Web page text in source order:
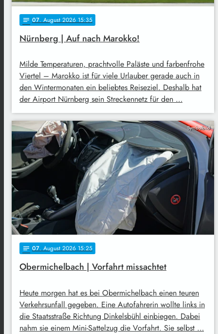
notes 07. August 2026 15:35
Nürnberg | Auf nach Marokko!
Milde Temperaturen, prachtvolle Paläste und farbenfrohe
Viertel – Marokko ist für viele Urlauber gerade auch in
den Wintermonaten ein beliebtes Reiseziel. Deshalb hat
der Airport Nürnberg sein Streckennetz für den …
Symbolbild
notes 07. August 2026 15:25
Obermichelbach | Vorfahrt missachtet
Heute morgen hat es bei Obermichelbach einen teuren
Verkehrsunfall gegeben. Eine Autofahrerin wollte links in
die Staatsstraße Richtung Dinkelsbühl einbiegen. Dabei
nahm sie einem Mini-Sattelzug die Vorfahrt. Sie selbst …